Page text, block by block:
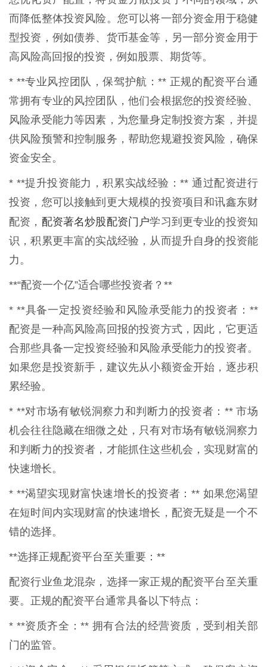
而降低整体投资风险。您可以将一部分资金用于稳健
型投资，例如债券、货币基金等，另一部分资金用于
高风险高回报的投资，例如股票、期货等。
* **专业风控团队，保驾护航：** 正规的配资平台通
常拥有专业的风控团队，他们会根据您的投资经验、
风险承受能力等因素，为您量身定制投资方案，并提
供风险预警和控制服务，帮助您规避投资风险，确保
资金安全。
* **提升投资能力，积累实战经验：** 通过配资进行
投资，您可以接触到更大规模的投资项目和讯鑫东财
配资， 配资著名炒股配资门户学习到更专业的投资知
识，积累更丰富的实战经验，从而提升自身的投资能
力。
**“配资一个亿”适合哪些投资者？**
* **具备一定投资经验和风险承受能力的投资者：**
配资是一种高风险高回报的投资方式，因此，它更适
合那些具备一定投资经验和风险承受能力的投资者。
如果您是投资新手，建议先从小额资金开始，逐步积
累经验。
* **对市场有敏锐洞察力和判断力的投资者：** 市场
机会往往隐藏在细微之处，只有对市场有敏锐洞察力
和判断力的投资者，才能抓住这些机会，实现财富的
快速增长。
* **渴望实现财富快速增长的投资者：** 如果您渴望
在短时间内实现财富的快速增长，配资无疑是一个不
错的选择。
**选择正规配资平台至关重要：**
配资行业鱼龙混杂，选择一家正规的配资平台至关重
要。正规的配资平台通常具备以下特点：
* **资质齐全：** 拥有合法的经营资质，受到相关部
门的监管。